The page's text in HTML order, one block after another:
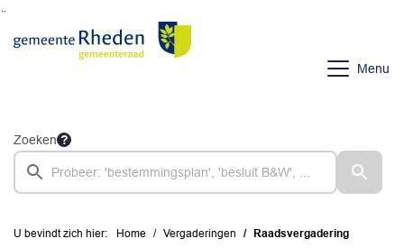
Ga naar de inhoud van deze pagina
Menu
Zoeken
U bevindt zich hier: Home Vergaderingen Raadsvergadering